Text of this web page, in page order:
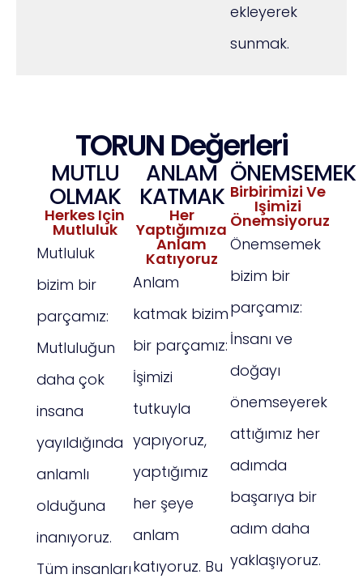
ekleyerek
sunmak.
TORUN Değerleri
MUTLU
OLMAK
Herkes Için
Mutluluk
Mutluluk
bizim bir
parçamız:
Mutluluğun
daha çok
insana
yayıldığında
anlamlı
olduğuna
inanıyoruz.
Tüm insanları
ANLAM
KATMAK
Her
Yaptığımıza
Anlam
Katıyoruz
Anlam
katmak bizim
bir parçamız:
İşimizi
tutkuyla
yapıyoruz,
yaptığımız
her şeye
anlam
katıyoruz. Bu
ÖNEMSEMEK
Birbirimizi Ve
Işimizi
Önemsiyoruz
Önemsemek
bizim bir
parçamız:
İnsanı ve
doğayı
önemseyerek
attığımız her
adımda
başarıya bir
adım daha
yaklaşıyoruz.